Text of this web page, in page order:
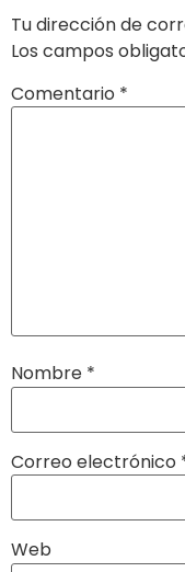
Tu dirección de
Los campos
Comentario *
Nombre *
Correo electrónico
Web